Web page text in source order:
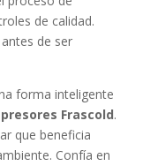
de calidad.
de ser
forma inteligente
Frascold.
que beneficia
Confía en